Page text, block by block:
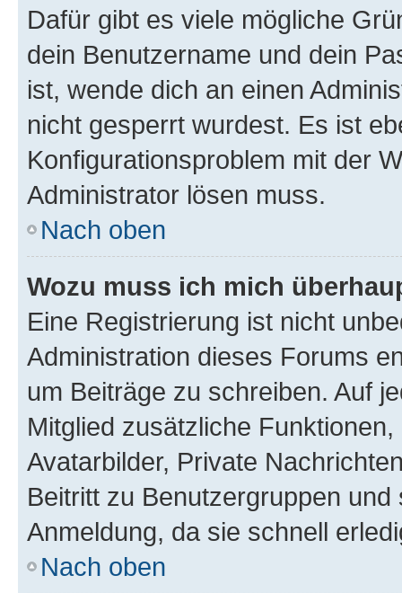
Dafür gibt es viele mögliche
dein Benutzername und dein
ist, wende dich an einen
nicht gesperrt wurdest. Es ist
Konfigurationsproblem mit der
Administrator lösen muss.
Nach oben
Wozu muss ich mich
Eine Registrierung ist nicht
Administration dieses Forums
um Beiträge zu schreiben. Auf
Mitglied zusätzliche
Avatarbilder, Private
Beitritt zu Benutzergruppen
Anmeldung, da sie schnell
Nach oben